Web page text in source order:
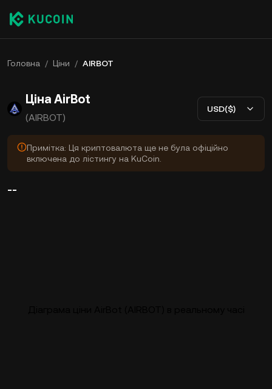
Головна / Ціни / AIRBOT
Ціна AirBot
(AIRBOT)
USD($)
Примітка: Ця криптовалюта ще не була офіційно
включена до лістингу на KuCoin.
--